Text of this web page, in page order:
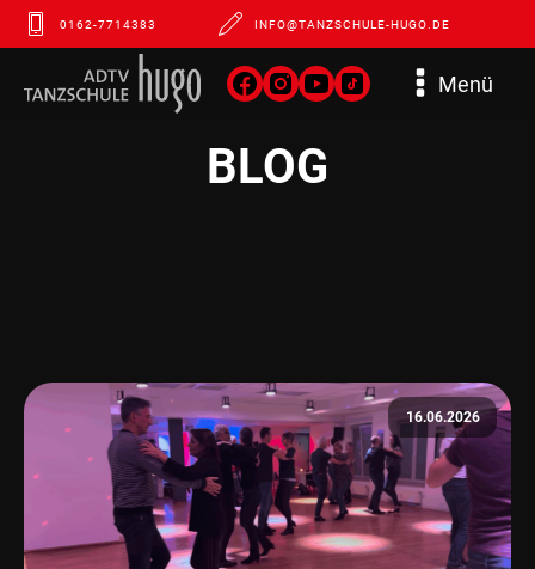
0162-7714383 INFO@TANZSCHULE-HUGO.DE
Menü
BLOG
16.06.2026